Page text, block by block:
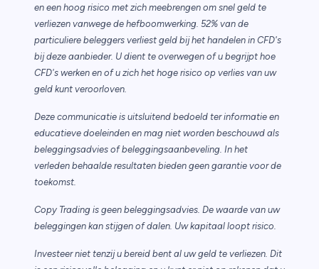
en een hoog risico met zich meebrengen om snel geld te
verliezen vanwege de hefboomwerking. 52% van de
particuliere beleggers verliest geld bij het handelen in CFD's
bij deze aanbieder. U dient te overwegen of u begrijpt hoe
CFD's werken en of u zich het hoge risico op verlies van uw
geld kunt veroorloven.
Deze communicatie is uitsluitend bedoeld ter informatie en
educatieve doeleinden en mag niet worden beschouwd als
beleggingsadvies of beleggingsaanbeveling. In het
verleden behaalde resultaten bieden geen garantie voor de
toekomst.
Copy Trading is geen beleggingsadvies. De waarde van uw
beleggingen kan stijgen of dalen. Uw kapitaal loopt risico.
Investeer niet tenzij u bereid bent al uw geld te verliezen. Dit